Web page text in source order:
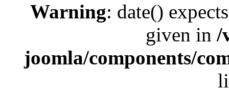
Warning: date()
given in /
joomla/components/